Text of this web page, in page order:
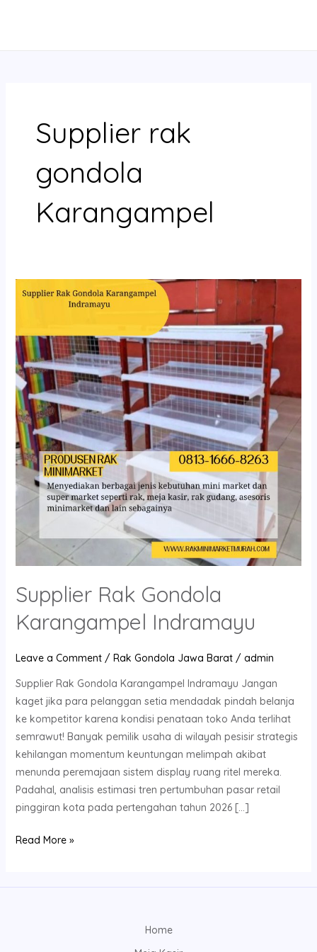
Supplier rak
gondola
Karangampel
Supplier Rak Gondola
Karangampel Indramayu
Leave a Comment / Rak Gondola Jawa Barat/ admin
Supplier Rak Gondola Karangampel Indramayu Jangan
kaget jika para pelanggan setia mendadak pindah belanja
ke kompetitor karena kondisi penataan toko Anda terlihat
semrawut! Banyak pemilik usaha di wilayah pesisir strategis
kehilangan momentum keuntungan melimpah akibat
menunda peremajaan sistem display ruang ritel mereka.
Padahal, analisis estimasi tren pertumbuhan pasar retail
pinggiran kota pada pertengahan tahun 2026 […]
Supplier
Karangampel
Indramayu
Read More »
Home